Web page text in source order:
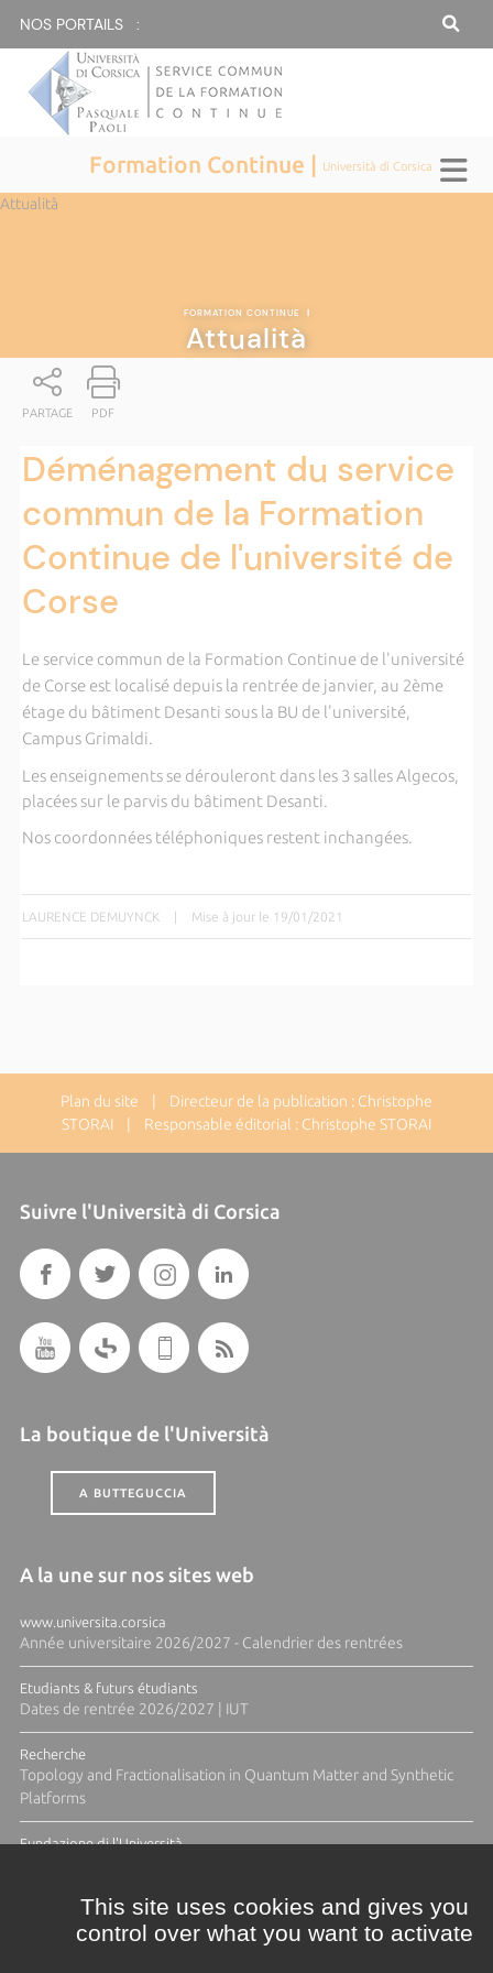
NOS PORTAILS :
Formation Continue | Università di Corsica
Attualità
FORMATION CONTINUE |
Attualità
PARTAGE PDF
Déménagement du service
commun de la Formation
Continue de l'université de
Corse
Le service commun de la Formation Continue de l'université
de Corse est localisé depuis la rentrée de janvier, au 2ème
étage du bâtiment Desanti sous la BU de l'université,
Campus Grimaldi.
Les enseignements se dérouleront dans les 3 salles Algecos,
placées sur le parvis du bâtiment Desanti.
Nos coordonnées téléphoniques restent inchangées.
LAURENCE DEMUYNCK | Mise à jour le 19/01/2021
Plan du site | Directeur de la publication : Christophe
STORAI | Responsable éditorial : Christophe STORAI
Suivre l'Università di Corsica
La boutique de l'Università
A BUTTEGUCCIA
A la une sur nos sites web
www.universita.corsica
Année universitaire 2026/2027 - Calendrier des rentrées
Etudiants & futurs étudiants
Dates de rentrée 2026/2027 | IUT
Recherche
Topology and Fractionalisation in Quantum Matter and Synthetic
Platforms
Fundazione di l'Università
This site uses cookies and gives you
control over what you want to activate